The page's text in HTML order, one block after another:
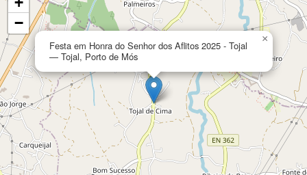
Festa em Honra do Senhor dos Aflitos 2025 - Tojal
— Tojal, Porto de Mós
×
−